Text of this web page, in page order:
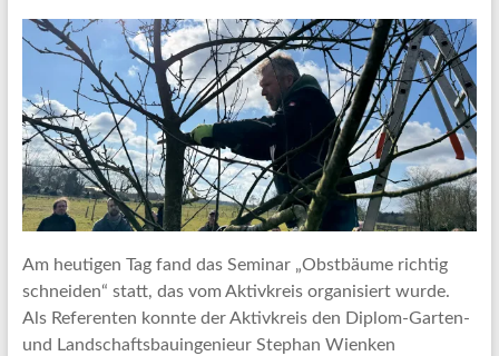
Am heutigen Tag fand das Seminar „Obstbäume richtig
schneiden“ statt, das vom Aktivkreis organisiert wurde.
Als Referenten konnte der Aktivkreis den Diplom-Garten-
und Landschaftsbauingenieur Stephan Wienken